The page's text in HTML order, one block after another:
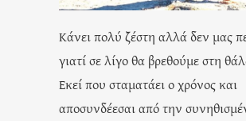
Κάνει πολύ ζέστη αλλά δεν μας
γιατί σε λίγο θα βρεθούμε στη
Εκεί που σταματάει ο χρόνος και
αποσυνδέεσαι από την